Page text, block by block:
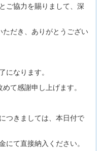
ご協力を賜りまして、深
ただき、ありがとうござい
なります。
て感謝申し上げます。
つきましては、本日付で
にて直接納入ください。